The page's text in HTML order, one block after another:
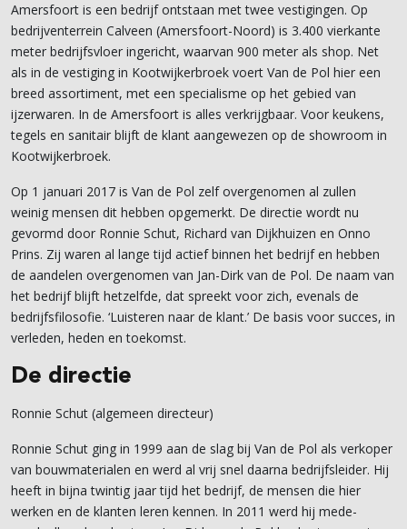
Amersfoort is een bedrijf ontstaan met twee vestigingen. Op
bedrijventerrein Calveen (Amersfoort-Noord) is 3.400 vierkante
meter bedrijfsvloer ingericht, waarvan 900 meter als shop. Net
als in de vestiging in Kootwijkerbroek voert Van de Pol hier een
breed assortiment, met een specialisme op het gebied van
ijzerwaren. In de Amersfoort is alles verkrijgbaar. Voor keukens,
tegels en sanitair blijft de klant aangewezen op de showroom in
Kootwijkerbroek.
Op 1 januari 2017 is Van de Pol zelf overgenomen al zullen
weinig mensen dit hebben opgemerkt. De directie wordt nu
gevormd door Ronnie Schut, Richard van Dijkhuizen en Onno
Prins. Zij waren al lange tijd actief binnen het bedrijf en hebben
de aandelen overgenomen van Jan-Dirk van de Pol. De naam van
het bedrijf blijft hetzelfde, dat spreekt voor zich, evenals de
bedrijfsfilosofie. ‘Luisteren naar de klant.’ De basis voor succes, in
verleden, heden en toekomst.
De directie
Ronnie Schut (algemeen directeur)
Ronnie Schut ging in 1999 aan de slag bij Van de Pol als verkoper
van bouwmaterialen en werd al vrij snel daarna bedrijfsleider. Hij
heeft in bijna twintig jaar tijd het bedrijf, de mensen die hier
werken en de klanten leren kennen. In 2011 werd hij mede-